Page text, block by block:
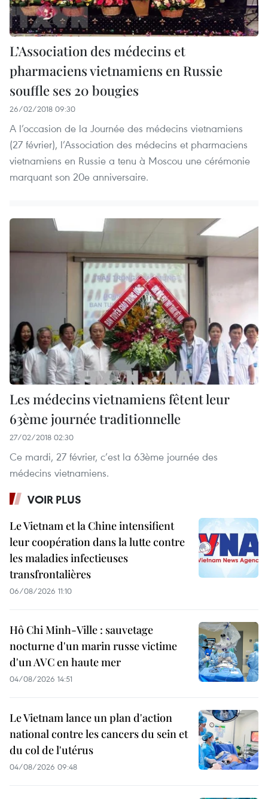
L’Association des médecins et
pharmaciens vietnamiens en Russie
souffle ses 20 bougies
26/02/2018 09:30
A l’occasion de la Journée des médecins vietnamiens
(27 février), l’Association des médecins et pharmaciens
vietnamiens en Russie a tenu à Moscou une cérémonie
marquant son 20e anniversaire.
Les médecins vietnamiens fêtent leur
63ème journée traditionnelle
27/02/2018 02:30
Ce mardi, 27 février, c’est la 63ème journée des
médecins vietnamiens.
VOIR PLUS
Le Vietnam et la Chine intensifient
leur coopération dans la lutte contre
les maladies infectieuses
transfrontalières
06/08/2026 11:10
Hô Chi Minh-Ville : sauvetage
nocturne d'un marin russe victime
d'un AVC en haute mer
04/08/2026 14:51
Le Vietnam lance un plan d'action
national contre les cancers du sein et
du col de l'utérus
04/08/2026 09:48